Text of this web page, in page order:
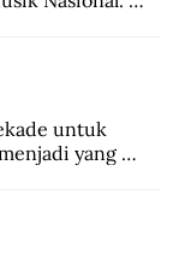
untuk
yang